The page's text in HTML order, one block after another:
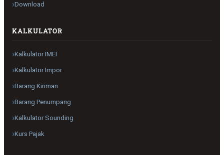
Download
KALKULATOR
Kalkulator IMEI
Kalkulator Impor
Barang Kiriman
Barang Penumpang
Kalkulator Sounding
Kurs Pajak